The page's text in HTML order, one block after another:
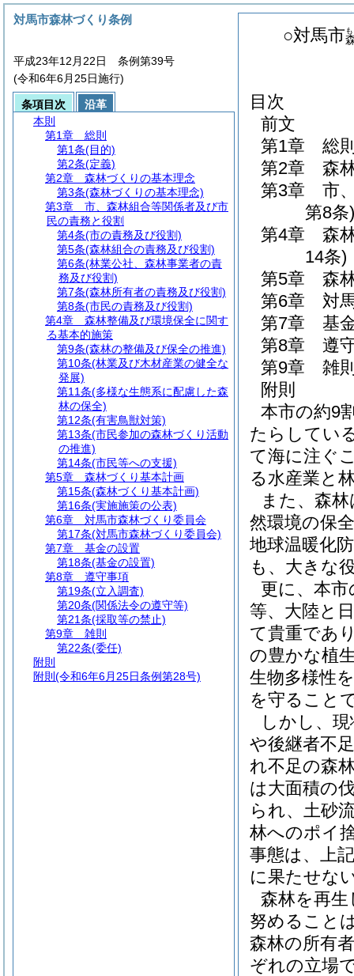
○対馬市
目次
前文
第1章
総
第2章
森
第3章
市
第8条
第4章
森
14条)
第5章
森
第6章
対
第7章
基
第8章
遵
第9章
雑
附則
本市の約9
たらしてい
て海に注ぐ
る水産業と
また、森
然環境の保
地球温暖化
も、大きな
更に、本
等、大陸と
て貴重であ
の豊かな植
生物多様性
を守ること
しかし、
や後継者不
れ不足の森
は大面積の
られ、土砂
林へのポイ
事態は、上
に果たせな
森林を再
努めること
森林の所有
ぞれの立場
対馬市森林づくり条例
平成23年12月22日 条例第39号
(令和6年6月25日施行)
条項目次
沿革
本則
第1章
総則
第1条(目的)
第2条(定義)
第2章
森林づくりの基本理念
第3条(森林づくりの基本理念)
第3章
市、森林組合等関係者及び市
民の責務と役割
第4条(市の責務及び役割)
第5条(森林組合の責務及び役割)
第6条(林業公社、森林事業者の責
務及び役割)
第7条(森林所有者の責務及び役割)
第8条(市民の責務及び役割)
第4章
森林整備及び環境保全に関す
る基本的施策
第9条(森林の整備及び保全の推進)
第10条(林業及び木材産業の健全な
発展)
第11条(多様な生態系に配慮した森
林の保全)
第12条(有害鳥獣対策)
第13条(市民参加の森林づくり活動
の推進)
第14条(市民等への支援)
第5章
森林づくり基本計画
第15条(森林づくり基本計画)
第16条(実施施策の公表)
第6章
対馬市森林づくり委員会
第17条(対馬市森林づくり委員会)
第7章
基金の設置
第18条(基金の設置)
第8章
遵守事項
第19条(立入調査)
第20条(関係法令の遵守等)
第21条(採取等の禁止)
第9章
雑則
第22条(委任)
附則
附則 (令和6年6月25日条例第28号)